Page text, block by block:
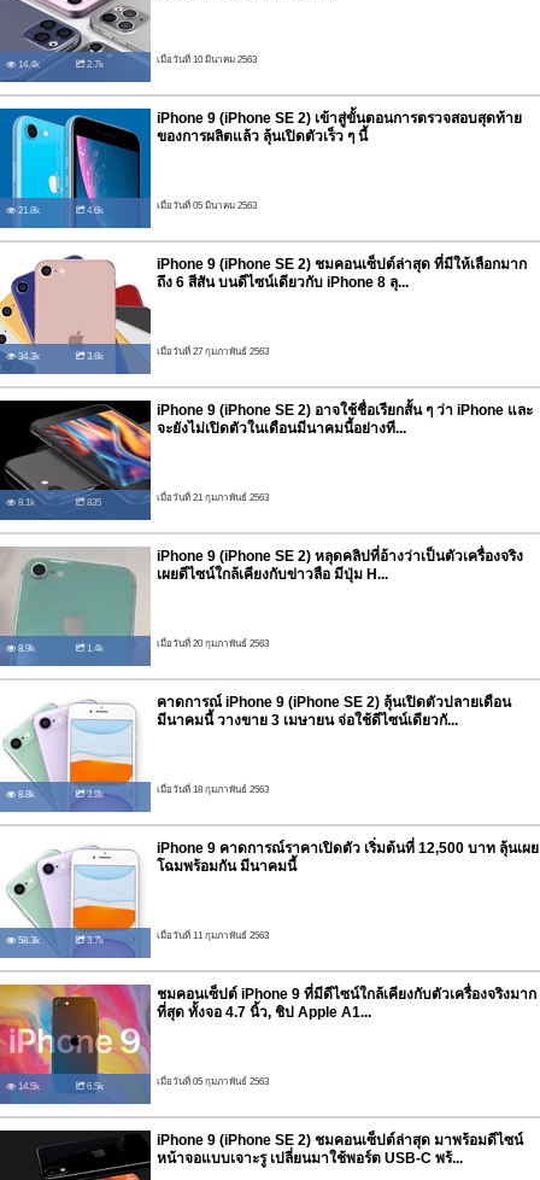
14.4k 2.7k เมื่อวันที่ 10 มีนาคม 2563
21.8k 4.6k
iPhone 9 (iPhone SE 2) เข้าสู่ขั้นตอนการตรวจสอบสุดท้าย
ของการผลิตแล้ว ลุ้นเปิดตัวเร็ว ๆ นี้
เมื่อวันที่ 05 มีนาคม 2563
34.3k 3.6k
iPhone 9 (iPhone SE 2) ชมคอนเซ็ปต์ล่าสุด ที่มีให้เลือกมาก
ถึง 6 สีสัน บนดีไซน์เดียวกับ iPhone 8 ลุ...
เมื่อวันที่ 27 กุมภาพันธ์ 2563
8.1k 835
iPhone 9 (iPhone SE 2) อาจใช้ชื่อเรียกสั้น ๆ ว่า iPhone และ
จะยังไม่เปิดตัวในเดือนมีนาคมนี้อย่างที...
เมื่อวันที่ 21 กุมภาพันธ์ 2563
8.9k 1.4k
iPhone 9 (iPhone SE 2) หลุดคลิปที่อ้างว่าเป็นตัวเครื่องจริง
เผยดีไซน์ใกล้เคียงกับข่าวลือ มีปุ่ม H...
เมื่อวันที่ 20 กุมภาพันธ์ 2563
8.8k 3.8k
คาดการณ์ iPhone 9 (iPhone SE 2) ลุ้นเปิดตัวปลายเดือน
มีนาคมนี้ วางขาย 3 เมษายน จ่อใช้ดีไซน์เดียวกั...
เมื่อวันที่ 18 กุมภาพันธ์ 2563
58.3k 3.7k
iPhone 9 คาดการณ์ราคาเปิดตัว เริ่มต้นที่ 12,500 บาท ลุ้นเผย
โฉมพร้อมกัน มีนาคมนี้
เมื่อวันที่ 11 กุมภาพันธ์ 2563
14.5k 6.5k
ชมคอนเซ็ปต์ iPhone 9 ที่มีดีไซน์ใกล้เคียงกับตัวเครื่องจริงมาก
ที่สุด ทั้งจอ 4.7 นิ้ว, ชิป Apple A1...
เมื่อวันที่ 05 กุมภาพันธ์ 2563
iPhone 9 (iPhone SE 2) ชมคอนเซ็ปต์ล่าสุด มาพร้อมดีไซน์
หน้าจอแบบเจาะรู เปลี่ยนมาใช้พอร์ต USB-C พร้...